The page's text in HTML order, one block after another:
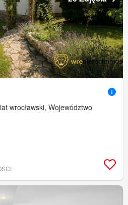
wrocławski, Województwo